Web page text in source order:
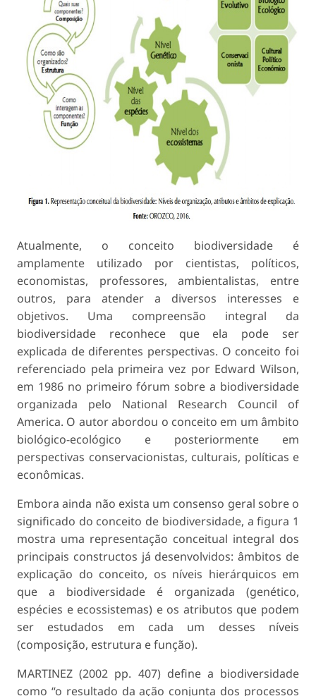
Atualmente, o conceito biodiversidade é
amplamente utilizado por cientistas, políticos,
economistas, professores, ambientalistas, entre
outros, para atender a diversos interesses e
objetivos. Uma compreensão integral da
biodiversidade reconhece que ela pode ser
explicada de diferentes perspectivas. O conceito foi
referenciado pela primeira vez por Edward Wilson,
em 1986 no primeiro fórum sobre a biodiversidade
organizada pelo National Research Council of
America. O autor abordou o conceito em um âmbito
biológico-ecológico e posteriormente em
perspectivas conservacionistas, culturais, políticas e
econômicas.
Embora ainda não exista um consenso geral sobre o
significado do conceito de biodiversidade, a figura 1
mostra uma representação conceitual integral dos
principais constructos já desenvolvidos: âmbitos de
explicação do conceito, os níveis hierárquicos em
que a biodiversidade é organizada (genético,
espécies e ecossistemas) e os atributos que podem
ser estudados em cada um desses níveis
(composição, estrutura e função).
MARTINEZ (2002 pp. 407) define a biodiversidade
como “o resultado da ação conjunta dos processos